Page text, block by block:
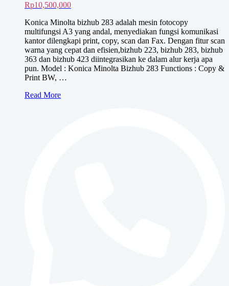
Rp10,500,000
Konica Minolta bizhub 283 adalah mesin fotocopy
multifungsi A3 yang andal, menyediakan fungsi komunikasi
kantor dilengkapi print, copy, scan dan Fax. Dengan fitur scan
warna yang cepat dan efisien,bizhub 223, bizhub 283, bizhub
363 dan bizhub 423 diintegrasikan ke dalam alur kerja apa
pun. Model : Konica Minolta Bizhub 283 Functions : Copy &
Print BW, …
Konica
Read More